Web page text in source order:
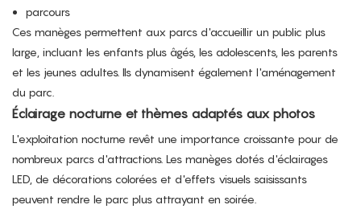
parcours
Ces manèges permettent aux parcs d'accueillir un public plus
large, incluant les enfants plus âgés, les adolescents, les parents
et les jeunes adultes. Ils dynamisent également l'aménagement
du parc.
Éclairage nocturne et thèmes adaptés aux photos
L'exploitation nocturne revêt une importance croissante pour de
nombreux parcs d'attractions. Les manèges dotés d'éclairages
LED, de décorations colorées et d'effets visuels saisissants
peuvent rendre le parc plus attrayant en soirée.